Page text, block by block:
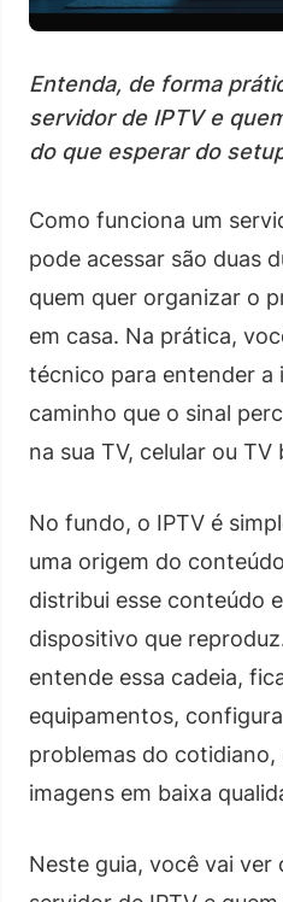
Entenda, de forma
servidor de IPTV e
do que esperar do
Como funciona um
pode acessar são duas
quem quer organizar o
em casa. Na prática,
técnico para entender a
caminho que o sinal
na sua TV, celular ou TV
No fundo, o IPTV é
uma origem do
distribui esse conteúdo
dispositivo que
entende essa cadeia,
equipamentos,
problemas do
imagens em baixa
Neste guia, você vai ver